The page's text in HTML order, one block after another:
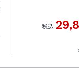
税込